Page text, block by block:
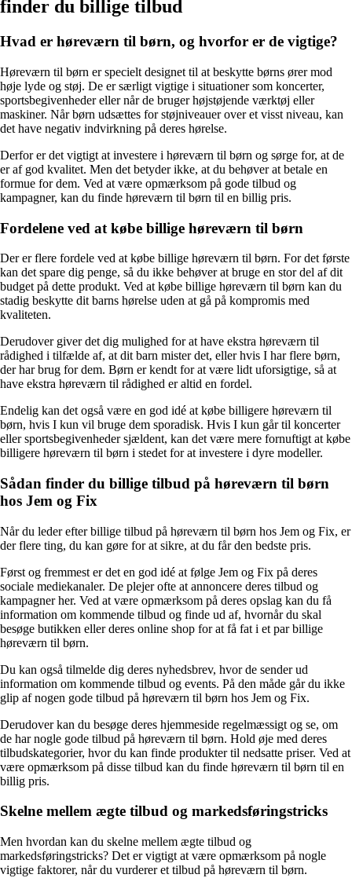
finder du billige tilbud
Hvad er høreværn til børn, og hvorfor er de vigtige?
Høreværn til børn er specielt designet til at beskytte børns ører mod
høje lyde og støj. De er særligt vigtige i situationer som koncerter,
sportsbegivenheder eller når de bruger højstøjende værktøj eller
maskiner. Når børn udsættes for støjniveauer over et visst niveau, kan
det have negativ indvirkning på deres hørelse.
Derfor er det vigtigt at investere i høreværn til børn og sørge for, at de
er af god kvalitet. Men det betyder ikke, at du behøver at betale en
formue for dem. Ved at være opmærksom på gode tilbud og
kampagner, kan du finde høreværn til børn til en billig pris.
Fordelene ved at købe billige høreværn til børn
Der er flere fordele ved at købe billige høreværn til børn. For det første
kan det spare dig penge, så du ikke behøver at bruge en stor del af dit
budget på dette produkt. Ved at købe billige høreværn til børn kan du
stadig beskytte dit barns hørelse uden at gå på kompromis med
kvaliteten.
Derudover giver det dig mulighed for at have ekstra høreværn til
rådighed i tilfælde af, at dit barn mister det, eller hvis I har flere børn,
der har brug for dem. Børn er kendt for at være lidt uforsigtige, så at
have ekstra høreværn til rådighed er altid en fordel.
Endelig kan det også være en god idé at købe billigere høreværn til
børn, hvis I kun vil bruge dem sporadisk. Hvis I kun går til koncerter
eller sportsbegivenheder sjældent, kan det være mere fornuftigt at købe
billigere høreværn til børn i stedet for at investere i dyre modeller.
Sådan finder du billige tilbud på høreværn til børn
hos Jem og Fix
Når du leder efter billige tilbud på høreværn til børn hos Jem og Fix, er
der flere ting, du kan gøre for at sikre, at du får den bedste pris.
Først og fremmest er det en god idé at følge Jem og Fix på deres
sociale mediekanaler. De plejer ofte at annoncere deres tilbud og
kampagner her. Ved at være opmærksom på deres opslag kan du få
information om kommende tilbud og finde ud af, hvornår du skal
besøge butikken eller deres online shop for at få fat i et par billige
høreværn til børn.
Du kan også tilmelde dig deres nyhedsbrev, hvor de sender ud
information om kommende tilbud og events. På den måde går du ikke
glip af nogen gode tilbud på høreværn til børn hos Jem og Fix.
Derudover kan du besøge deres hjemmeside regelmæssigt og se, om
de har nogle gode tilbud på høreværn til børn. Hold øje med deres
tilbudskategorier, hvor du kan finde produkter til nedsatte priser. Ved at
være opmærksom på disse tilbud kan du finde høreværn til børn til en
billig pris.
Skelne mellem ægte tilbud og markedsføringstricks
Men hvordan kan du skelne mellem ægte tilbud og
markedsføringstricks? Det er vigtigt at være opmærksom på nogle
vigtige faktorer, når du vurderer et tilbud på høreværn til børn.